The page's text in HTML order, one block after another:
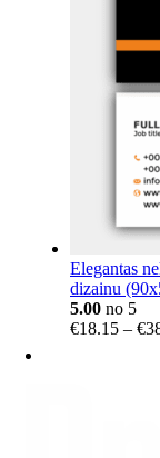
Elegantas
dizainu
5.00 no 5
€18.15 – €